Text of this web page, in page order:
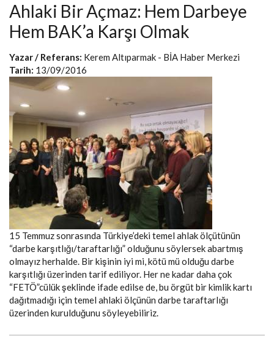
Ahlaki Bir Açmaz: Hem Darbeye
Hem BAK’a Karşı Olmak
Yazar / Referans: Kerem Altıparmak - BİA Haber Merkezi
Tarih: 13/09/2016
15 Temmuz sonrasında Türkiye’deki temel ahlak ölçütünün
“darbe karşıtlığı/taraftarlığı” olduğunu söylersek abartmış
olmayız herhalde. Bir kişinin iyi mi, kötü mü olduğu darbe
karşıtlığı üzerinden tarif ediliyor. Her ne kadar daha çok
“FETÖ”cülük şeklinde ifade edilse de, bu örgüt bir kimlik kartı
dağıtmadığı için temel ahlaki ölçünün darbe taraftarlığı
üzerinden kurulduğunu söyleyebiliriz.